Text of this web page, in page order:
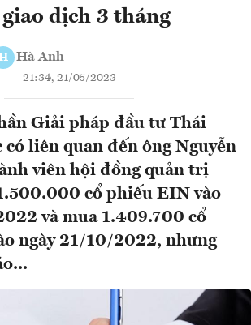
dịch 3 tháng
Hà Anh
21:34, 21/05/2023
Giải pháp đầu tư Thái
có liên quan đến ông Nguyễn
viên hội đồng quản trị
cổ phiếu EIN vào
và mua 1.409.700 cổ
ngày 21/10/2022, nhưng